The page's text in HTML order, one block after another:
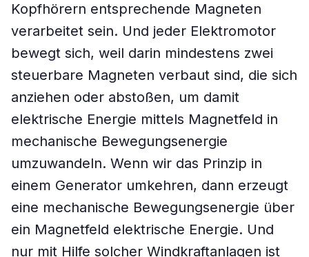
Kopfhörern entsprechende Magneten
verarbeitet sein. Und jeder Elektromotor
bewegt sich, weil darin mindestens zwei
steuerbare Magneten verbaut sind, die sich
anziehen oder abstoßen, um damit
elektrische Energie mittels Magnetfeld in
mechanische Bewegungsenergie
umzuwandeln. Wenn wir das Prinzip in
einem Generator umkehren, dann erzeugt
eine mechanische Bewegungsenergie über
ein Magnetfeld elektrische Energie. Und
nur mit Hilfe solcher Windkraftanlagen ist